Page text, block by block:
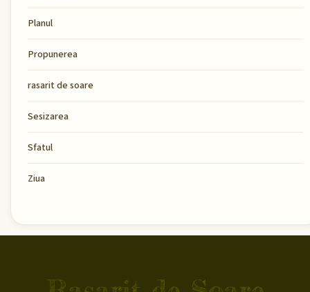
Planul
Propunerea
rasarit de soare
Sesizarea
Sfatul
Ziua